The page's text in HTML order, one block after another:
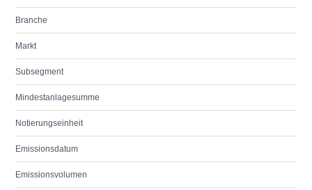
Branche
Markt
Subsegment
Mindestanlagesumme
Notierungseinheit
Emissionsdatum
Emissionsvolumen